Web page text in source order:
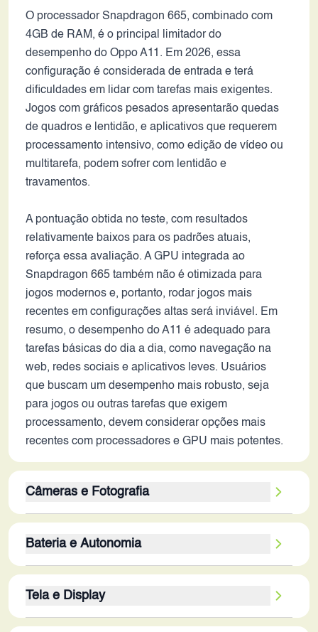
O processador Snapdragon 665, combinado com
4GB de RAM, é o principal limitador do
desempenho do Oppo A11. Em 2026, essa
configuração é considerada de entrada e terá
dificuldades em lidar com tarefas mais exigentes.
Jogos com gráficos pesados ​​apresentarão quedas
de quadros e lentidão, e aplicativos que requerem
processamento intensivo, como edição de vídeo ou
multitarefa, podem sofrer com lentidão e
travamentos.
A pontuação obtida no teste, com resultados
relativamente baixos para os padrões atuais,
reforça essa avaliação. A GPU integrada ao
Snapdragon 665 também não é otimizada para
jogos modernos e, portanto, rodar jogos mais
recentes em configurações altas será inviável. Em
resumo, o desempenho do A11 é adequado para
tarefas básicas do dia a dia, como navegação na
web, redes sociais e aplicativos leves. Usuários
que buscam um desempenho mais robusto, seja
para jogos ou outras tarefas que exigem
processamento, devem considerar opções mais
recentes com processadores e GPU mais potentes.
Câmeras e Fotografia
Oppo A11 oferece variedade, mas a qualidade geral
da imagem é limitada pelas especificações de
provavelmente produzirão fotos com boa qualidade
em condições ideais de luz, mas podem ter
Bateria e Autonomia
A11, proporcionando uma excelente autonomia
para o uso diário. Em 2026, essa capacidade ainda
Tela e Display